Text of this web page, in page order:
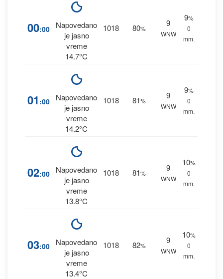
00:00
Napovedano
je jasno
vreme
14.7°C
1018 80%
9
WNW
9%
0
mm.
01 :00
Napovedano
je jasno
vreme
14.2°C
1018 81%
9
WNW
9%
0
mm.
02:00
Napovedano
je jasno
vreme
13.8°C
1018 81%
9
WNW
10%
0
mm.
03:00
Napovedano
je jasno
vreme
13.4°C
1018 82%
9
WNW
10%
0
mm.